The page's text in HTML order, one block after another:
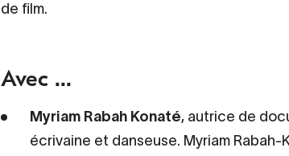
de film.
Avec ...
Myriam Rabah Konaté, autrice de
écrivaine et danseuse. Myriam